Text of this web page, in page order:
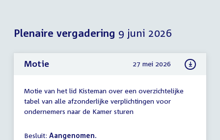
Plenaire vergadering 9 juni 2026
Motie 27 mei 2026
Motie van het lid Kisteman over een overzichtelijke
tabel van alle afzonderlijke verplichtingen voor
ondernemers naar de Kamer sturen
Besluit: Aangenomen.